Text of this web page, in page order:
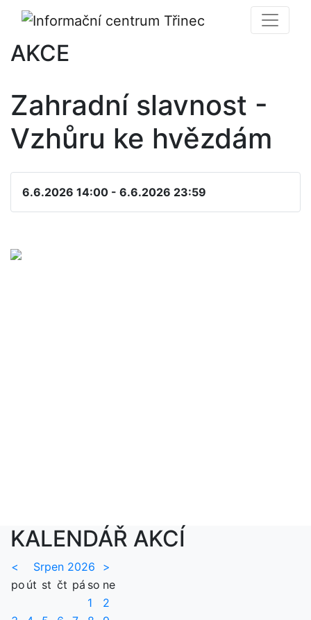
AKCE
Zahradní slavnost -
Vzhůru ke hvězdám
6.6.2026 14:00 - 6.6.2026 23:59
KALENDÁŘ AKCÍ
< Srpen 2026
>
po út st čt pá so ne
1
2